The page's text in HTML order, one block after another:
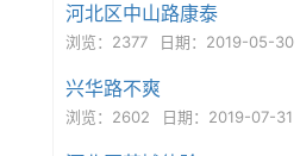
河北区中山路康泰
浏览：2377 日期：2019-05-30
兴华路不爽
浏览：2602 日期：2019-07-31